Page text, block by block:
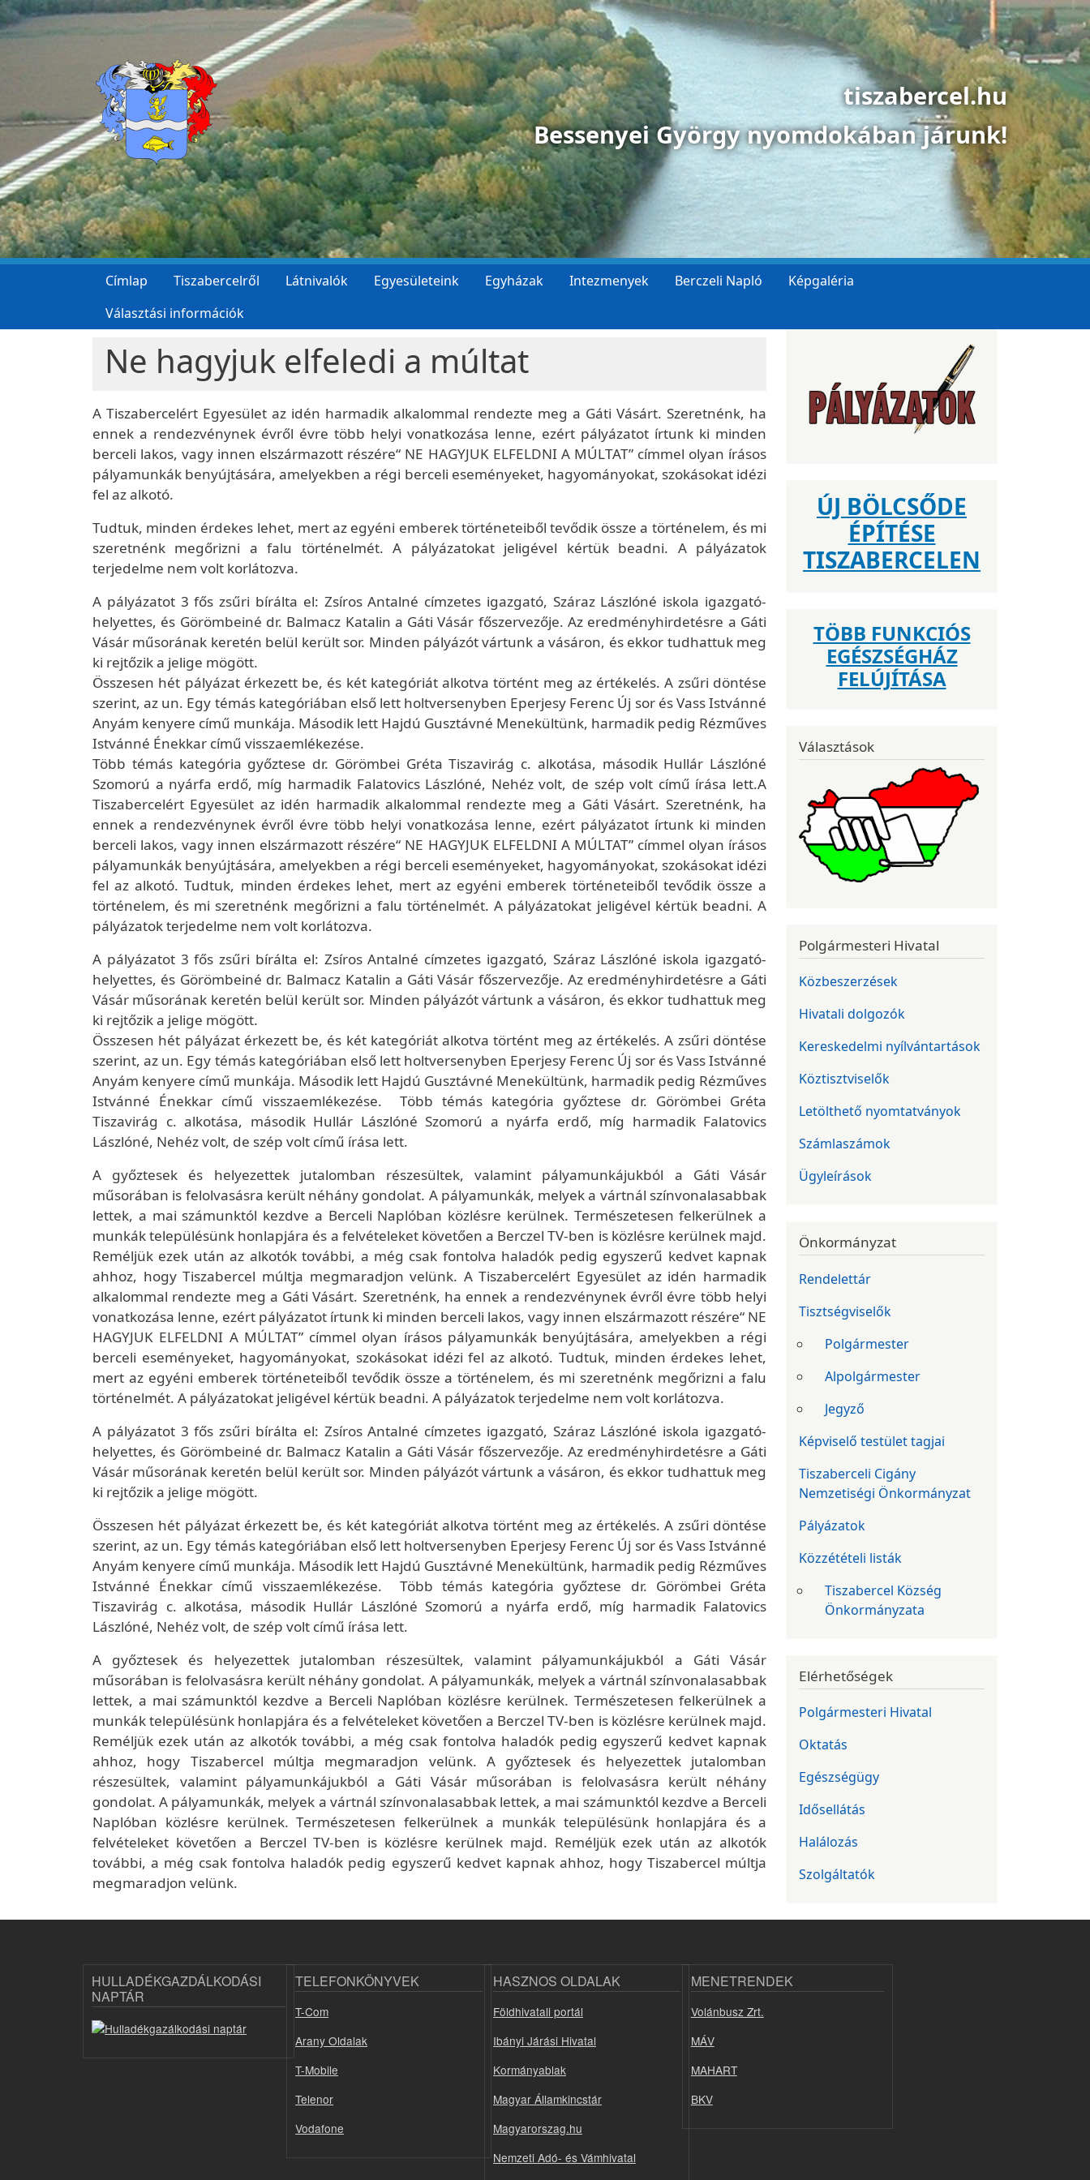
Ugrás a tartalomra
tiszabercel.hu
Bessenyei György nyomdokában járunk!
Címlap Tiszabercelről Látnivalók Egyesületeink Egyházak Intezmenyek Berczeli Napló
Képgaléria
Választási információk
Ne hagyjuk elfeledi a múltat
A Tiszabercelért Egyesület az idén harmadik alkalommal rendezte meg a Gáti Vásárt. Szeretnénk, ha
ennek a rendezvénynek évről évre több helyi vonatkozása lenne, ezért pályázatot írtunk ki minden
berceli lakos, vagy innen elszármazott részére“ NE HAGYJUK ELFELDNI A MÚLTAT” címmel olyan írásos
pályamunkák benyújtására, amelyekben a régi berceli eseményeket, hagyományokat, szokásokat idézi
fel az alkotó.
Tudtuk, minden érdekes lehet, mert az egyéni emberek történeteiből tevődik össze a történelem, és mi
szeretnénk megőrizni a falu történelmét. A pályázatokat jeligével kértük beadni. A pályázatok
terjedelme nem volt korlátozva.
A pályázatot 3 fős zsűri bírálta el: Zsíros Antalné címzetes igazgató, Száraz Lászlóné iskola igazgató-
helyettes, és Görömbeiné dr. Balmacz Katalin a Gáti Vásár főszervezője. Az eredményhirdetésre a Gáti
Vásár műsorának keretén belül került sor. Minden pályázót vártunk a vásáron, és ekkor tudhattuk meg
ki rejtőzik a jelige mögött.
Összesen hét pályázat érkezett be, és két kategóriát alkotva történt meg az értékelés. A zsűri döntése
szerint, az un. Egy témás kategóriában első lett holtversenyben Eperjesy Ferenc Új sor és Vass Istvánné
Anyám kenyere című munkája. Második lett Hajdú Gusztávné Menekültünk, harmadik pedig Rézműves
Istvánné Énekkar című visszaemlékezése.
Több témás kategória győztese dr. Görömbei Gréta Tiszavirág c. alkotása, második Hullár Lászlóné
Szomorú a nyárfa erdő, míg harmadik Falatovics Lászlóné, Nehéz volt, de szép volt című írása lett.A
Tiszabercelért Egyesület az idén harmadik alkalommal rendezte meg a Gáti Vásárt. Szeretnénk, ha
ennek a rendezvénynek évről évre több helyi vonatkozása lenne, ezért pályázatot írtunk ki minden
berceli lakos, vagy innen elszármazott részére“ NE HAGYJUK ELFELDNI A MÚLTAT” címmel olyan írásos
pályamunkák benyújtására, amelyekben a régi berceli eseményeket, hagyományokat, szokásokat idézi
fel az alkotó. Tudtuk, minden érdekes lehet, mert az egyéni emberek történeteiből tevődik össze a
történelem, és mi szeretnénk megőrizni a falu történelmét. A pályázatokat jeligével kértük beadni. A
pályázatok terjedelme nem volt korlátozva.
A pályázatot 3 fős zsűri bírálta el: Zsíros Antalné címzetes igazgató, Száraz Lászlóné iskola igazgató-
helyettes, és Görömbeiné dr. Balmacz Katalin a Gáti Vásár főszervezője. Az eredményhirdetésre a Gáti
Vásár műsorának keretén belül került sor. Minden pályázót vártunk a vásáron, és ekkor tudhattuk meg
ki rejtőzik a jelige mögött.
Összesen hét pályázat érkezett be, és két kategóriát alkotva történt meg az értékelés. A zsűri döntése
szerint, az un. Egy témás kategóriában első lett holtversenyben Eperjesy Ferenc Új sor és Vass Istvánné
Anyám kenyere című munkája. Második lett Hajdú Gusztávné Menekültünk, harmadik pedig Rézműves
Istvánné Énekkar című visszaemlékezése. Több témás kategória győztese dr. Görömbei Gréta
Tiszavirág c. alkotása, második Hullár Lászlóné Szomorú a nyárfa erdő, míg harmadik Falatovics
Lászlóné, Nehéz volt, de szép volt című írása lett.
A győztesek és helyezettek jutalomban részesültek, valamint pályamunkájukból a Gáti Vásár
műsorában is felolvasásra került néhány gondolat. A pályamunkák, melyek a vártnál színvonalasabbak
lettek, a mai számunktól kezdve a Berceli Naplóban közlésre kerülnek. Természetesen felkerülnek a
munkák településünk honlapjára és a felvételeket követően a Berczel TV-ben is közlésre kerülnek majd.
Reméljük ezek után az alkotók további, a még csak fontolva haladók pedig egyszerű kedvet kapnak
ahhoz, hogy Tiszabercel múltja megmaradjon velünk. A Tiszabercelért Egyesület az idén harmadik
alkalommal rendezte meg a Gáti Vásárt. Szeretnénk, ha ennek a rendezvénynek évről évre több helyi
vonatkozása lenne, ezért pályázatot írtunk ki minden berceli lakos, vagy innen elszármazott részére“ NE
HAGYJUK ELFELDNI A MÚLTAT” címmel olyan írásos pályamunkák benyújtására, amelyekben a régi
berceli eseményeket, hagyományokat, szokásokat idézi fel az alkotó. Tudtuk, minden érdekes lehet,
mert az egyéni emberek történeteiből tevődik össze a történelem, és mi szeretnénk megőrizni a falu
történelmét. A pályázatokat jeligével kértük beadni. A pályázatok terjedelme nem volt korlátozva.
A pályázatot 3 fős zsűri bírálta el: Zsíros Antalné címzetes igazgató, Száraz Lászlóné iskola igazgató-
helyettes, és Görömbeiné dr. Balmacz Katalin a Gáti Vásár főszervezője. Az eredményhirdetésre a Gáti
Vásár műsorának keretén belül került sor. Minden pályázót vártunk a vásáron, és ekkor tudhattuk meg
ki rejtőzik a jelige mögött.
Összesen hét pályázat érkezett be, és két kategóriát alkotva történt meg az értékelés. A zsűri döntése
szerint, az un. Egy témás kategóriában első lett holtversenyben Eperjesy Ferenc Új sor és Vass Istvánné
Anyám kenyere című munkája. Második lett Hajdú Gusztávné Menekültünk, harmadik pedig Rézműves
Istvánné Énekkar című visszaemlékezése. Több témás kategória győztese dr. Görömbei Gréta
Tiszavirág c. alkotása, második Hullár Lászlóné Szomorú a nyárfa erdő, míg harmadik Falatovics
Lászlóné, Nehéz volt, de szép volt című írása lett.
A győztesek és helyezettek jutalomban részesültek, valamint pályamunkájukból a Gáti Vásár
műsorában is felolvasásra került néhány gondolat. A pályamunkák, melyek a vártnál színvonalasabbak
lettek, a mai számunktól kezdve a Berceli Naplóban közlésre kerülnek. Természetesen felkerülnek a
munkák településünk honlapjára és a felvételeket követően a Berczel TV-ben is közlésre kerülnek majd.
Reméljük ezek után az alkotók további, a még csak fontolva haladók pedig egyszerű kedvet kapnak
ahhoz, hogy Tiszabercel múltja megmaradjon velünk. A győztesek és helyezettek jutalomban
részesültek, valamint pályamunkájukból a Gáti Vásár műsorában is felolvasásra került néhány
gondolat. A pályamunkák, melyek a vártnál színvonalasabbak lettek, a mai számunktól kezdve a Berceli
Naplóban közlésre kerülnek. Természetesen felkerülnek a munkák településünk honlapjára és a
felvételeket követően a Berczel TV-ben is közlésre kerülnek majd. Reméljük ezek után az alkotók
további, a még csak fontolva haladók pedig egyszerű kedvet kapnak ahhoz, hogy Tiszabercel múltja
megmaradjon velünk.
ÚJ BÖLCSŐDE
ÉPÍTÉSE
TISZABERCELEN
TÖBB FUNKCIÓS
EGÉSZSÉGHÁZ
FELÚJÍTÁSA
Választások
Polgármesteri Hivatal
Közbeszerzések
Hivatali dolgozók
Kereskedelmi nyílvántartások
Köztisztviselők
Letölthető nyomtatványok
Számlaszámok
Ügyleírások
Önkormányzat
Rendelettár
Tisztségviselők
Polgármester
Alpolgármester
Jegyző
Képviselő testület tagjai
Tiszaberceli Cigány
Nemzetiségi Önkormányzat
Pályázatok
Közzétételi listák
Tiszabercel Község
Önkormányzata
Elérhetőségek
Polgármesteri Hivatal
Oktatás
Egészségügy
Idősellátás
Halálozás
Szolgáltatók
HULLADÉKGAZDÁLKODÁSI
NAPTÁR
TELEFONKÖNYVEK
T-Com
Arany Oldalak
T-Mobile
Telenor
Vodafone
HASZNOS OLDALAK
Földhivatali portál
Ibányi Járási Hivatal
Kormányablak
Magyar Államkincstár
Magyarorszag.hu
Nemzeti Adó- és Vámhivatal
MENETRENDEK
Volánbusz Zrt.
MÁV
MAHART
BKV